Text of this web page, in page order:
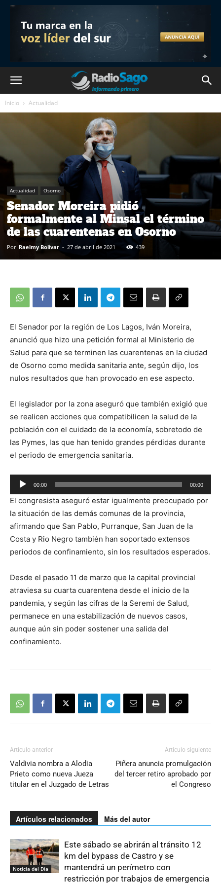
Inicio Actualidad
Actualidad Osorno
Senador Moreira pidió
formalmente al Minsal el término
de las cuarentenas en Osorno
Por Raelmy Bolivar - 27 de abril de 2021 439
El Senador por la región de Los Lagos, Iván Moreira,
anunció que hizo una petición formal al Ministerio de
Salud para que se terminen las cuarentenas en la ciudad
de Osorno como medida sanitaria ante, según dijo, los
nulos resultados que han provocado en ese aspecto.
El legislador por la zona aseguró que también exigió que
se realicen acciones que compatibilicen la salud de la
población con el cuidado de la economía, sobretodo de
las Pymes, las que han tenido grandes pérdidas durante
el periodo de emergencia sanitaria.
Reproductor
de
audio
00:00 00:00
El congresista aseguró estar igualmente preocupado por
la situación de las demás comunas de la provincia,
afirmando que San Pablo, Purranque, San Juan de la
Costa y Rio Negro también han soportado extensos
periodos de confinamiento, sin los resultados esperados.
Desde el pasado 11 de marzo que la capital provincial
atraviesa su cuarta cuarentena desde el inicio de la
pandemia, y según las cifras de la Seremi de Salud,
permanece en una estabilización de nuevos casos,
aunque aún sin poder sostener una salida del
confinamiento.
Artículo anterior
Valdivia nombra a Alodia
Prieto como nueva Jueza
titular en el Juzgado de Letras
Artículo siguiente
Piñera anuncia promulgación
del tercer retiro aprobado por
el Congreso
Artículos relacionados Más del autor
Noticia del Día
Este sábado se abrirán al tránsito 12
km del bypass de Castro y se
mantendrá un perímetro con
restricción por trabajos de emergencia